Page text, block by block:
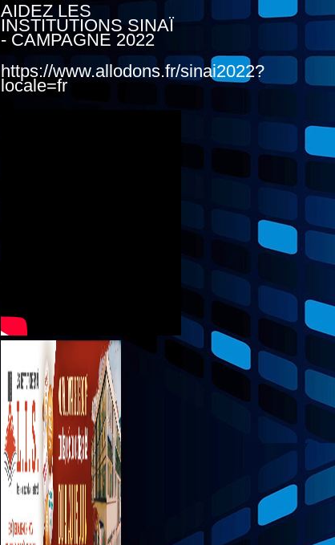
AIDEZ LES
INSTITUTIONS SINAÏ
- CAMPAGNE 2022
https://www.allodons.fr/sinai2022?
locale=fr